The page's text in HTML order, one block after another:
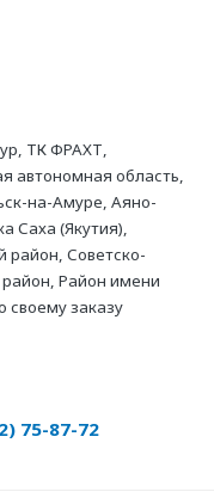
ТК ФРАХТ,
автономная область,
на-Амуре, Аяно-
Саха (Якутия),
район, Советско-
район, Район имени
своему заказу
75-87-72